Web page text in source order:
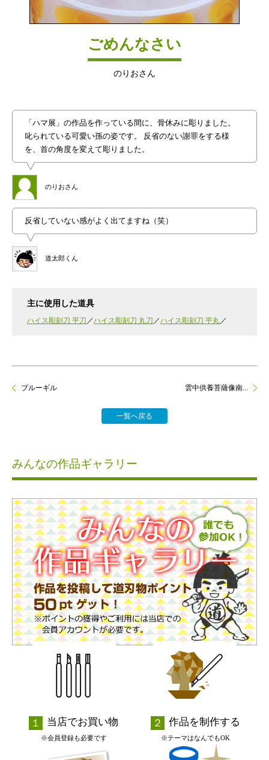
ごめんなさい
のりおさん
のりおさん
「ハマ展」の作品を作っている間に、骨休みに彫りました。
叱られている可愛い孫の姿です。 反省のない謝罪をする様
を、首の角度を変えて彫りました。
道太郎くん
反省していない感がよく出てますね（笑）
主に使用した道具
ハイス彫刻刀 平刀 ハイス彫刻刀 丸刀 ハイス彫刻刀 平丸
ブルーギル
一覧へ戻る
雲中供養菩薩像南...
みんなの作品ギャラリー
当店でお買い物
※会員登録も必要です
作品を制作する
※テーマはなんでもOK